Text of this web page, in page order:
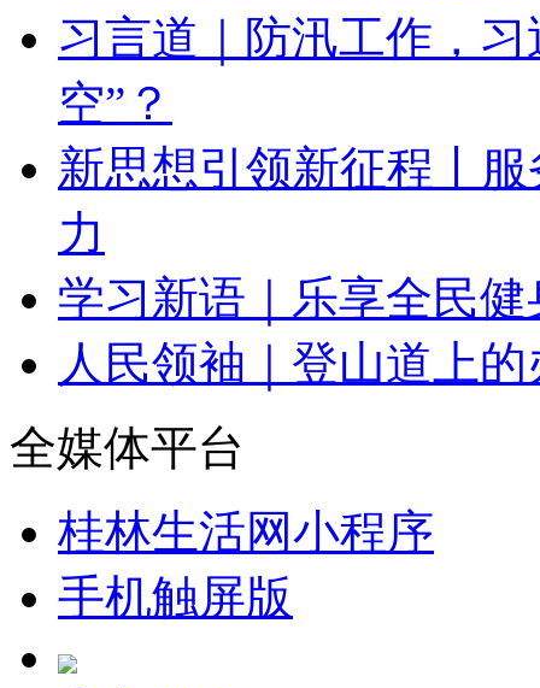
习言道｜防汛工作，
空”？
新思想引领新征程丨
力
学习新语｜乐享全民
人民领袖｜登山道上
全媒体平台
桂林生活网小程序
手机触屏版